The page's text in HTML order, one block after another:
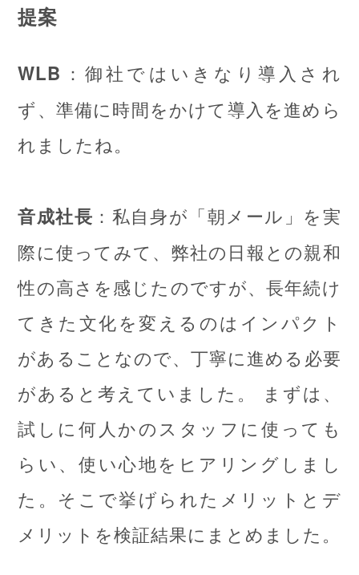
提案
WLB ：御社ではいきなり導入され
ず、準備に時間をかけて導入を進めら
れましたね。
音成社長 ：私自身が「朝メール」を実
際に使ってみて、弊社の日報との親和
性の高さを感じたのですが、長年続け
てきた文化を変えるのはインパクト
があることなので、丁寧に進める必要
があると考えていました。 まずは、
試しに何人かのスタッフに使っても
らい、使い心地をヒアリングしまし
た。そこで挙げられたメリットとデ
メリットを検証結果にまとめました。